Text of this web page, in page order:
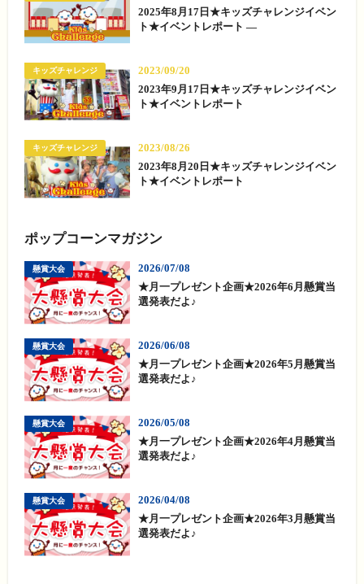
2025年8月17日★キッズチャレンジイベン
ト★イベントレポート —
キッズチャレンジ
2023/09/20
2023年9月17日★キッズチャレンジイベン
ト★イベントレポート
キッズチャレンジ
2023/08/26
2023年8月20日★キッズチャレンジイベン
ト★イベントレポート
ポップコーンマガジン
懸賞大会
2026/07/08
★月一プレゼント企画★2026年6月懸賞当
選発表だよ♪
懸賞大会
2026/06/08
★月一プレゼント企画★2026年5月懸賞当
選発表だよ♪
懸賞大会
2026/05/08
★月一プレゼント企画★2026年4月懸賞当
選発表だよ♪
懸賞大会
2026/04/08
★月一プレゼント企画★2026年3月懸賞当
選発表だよ♪